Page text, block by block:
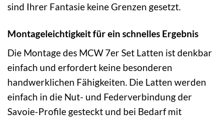
sind Ihrer Fantasie keine Grenzen gesetzt.
Montageleichtigkeit für ein schnelles Ergebnis
Die Montage des MCW 7er Set Latten ist denkbar
einfach und erfordert keine besonderen
handwerklichen Fähigkeiten. Die Latten werden
einfach in die Nut- und Federverbindung der
Savoie-Profile gesteckt und bei Bedarf mit